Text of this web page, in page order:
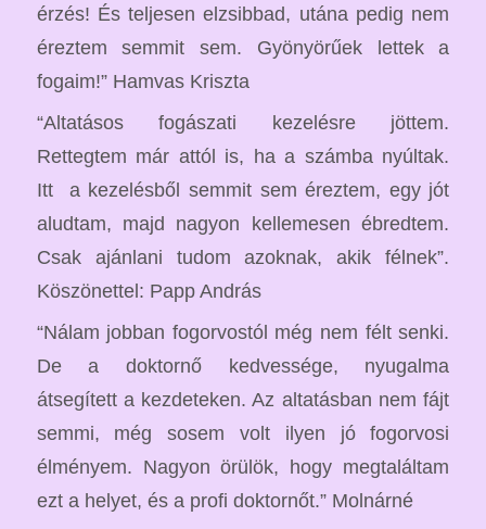
érzés! És teljesen elzsibbad, utána pedig nem
éreztem semmit sem. Gyönyörűek lettek a
fogaim!” Hamvas Kriszta
“Altatásos fogászati kezelésre jöttem.
Rettegtem már attól is, ha a számba nyúltak.
Itt a kezelésből semmit sem éreztem, egy jót
aludtam, majd nagyon kellemesen ébredtem.
Csak ajánlani tudom azoknak, akik félnek”.
Köszönettel: Papp András
“Nálam jobban fogorvostól még nem félt senki.
De a doktornő kedvessége, nyugalma
átsegített a kezdeteken. Az altatásban nem fájt
semmi, még sosem volt ilyen jó fogorvosi
élményem. Nagyon örülök, hogy megtaláltam
ezt a helyet, és a profi doktornőt.” Molnárné